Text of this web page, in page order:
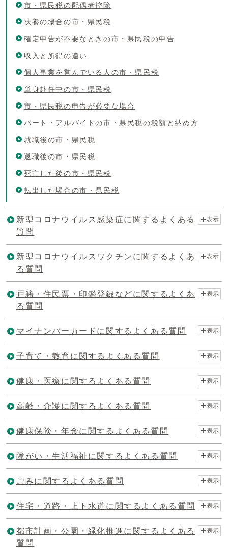
市・県民税の配偶者控除
扶養の場合の市・県民税
確定申告が不要なときの市・県民税の申告
収入と所得の違い
個人事業を営んでいる人の市・県民税
単身赴任中の市・県民税
市・県民税の申告が必要な場合
パート・アルバイトの市・県民税の税額と納め方
就職後の市・県民税
退職後の市・県民税
死亡した後の市・県民税
転出した場合の市・県民税
新型コロナウイルス感染症に関するよくある
質問
表示
新型コロナウイルスワクチンに関するよくあ
る質問
表示
戸籍・住民票・印鑑登録などに関するよくあ
る質問
表示
マイナンバーカードに関するよくある質問 表示
子育て・教育に関するよくある質問 表示
健康・医療に関するよくある質問 表示
高齢・介護に関するよくある質問 表示
健康保険・年金に関するよくある質問 表示
障がい・生活福祉に関するよくある質問 表示
ごみに関するよくある質問 表示
住宅・道路・上下水道に関するよくある質問 表示
都市計画・公園・緑化推進に関するよくある
質問
表示